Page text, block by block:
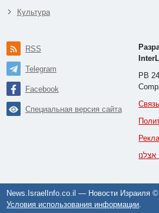
Культура
RSS
Telegram
Facebook
Специальная версия сайта
PB
News.IsraelInfo.co.il — Новости Израиля
Условия использования информации.